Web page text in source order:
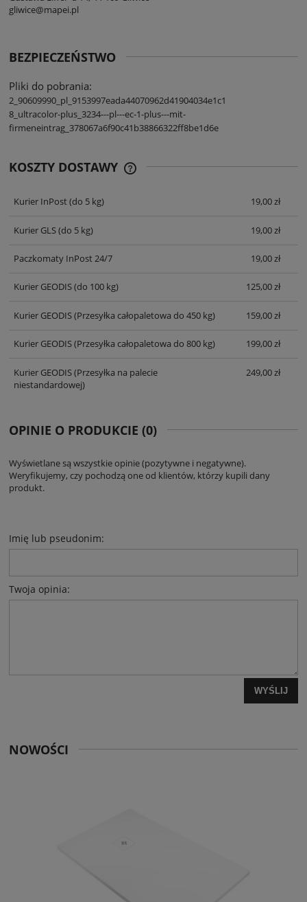
gliwice@mapei.pl
BEZPIECZEŃSTWO
Pliki do pobrania:
2_90609990_pl_9153997eada44070962d41904034e1c1
8_ultracolor-plus_3234---pl---ec-1-plus---mit-
firmeneintrag_378067a6f90c41b38866322ff8be1d6e
KOSZTY DOSTAWY
Kurier InPost(do 5 kg) 19,00 zł
Kurier GLS(do 5 kg) 19,00 zł
Paczkomaty InPost 24/7 19,00 zł
Kurier GEODIS(do 100 kg) 125,00 zł
Kurier GEODIS(Przesyłka całopaletowa do 450 kg) 159,00 zł
Kurier GEODIS(Przesyłka całopaletowa do 800 kg) 199,00 zł
Kurier GEODIS(Przesyłka na palecie
niestandardowej)
249,00 zł
OPINIE O PRODUKCIE (0)
Wyświetlane są wszystkie opinie (pozytywne i negatywne).
Weryfikujemy, czy pochodzą one od klientów, którzy kupili dany
produkt.
Imię lub pseudonim:
Twoja opinia:
WYŚLIJ
NOWOŚCI